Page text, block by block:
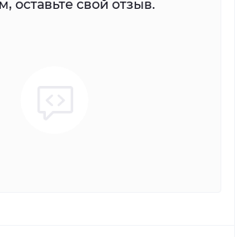
оставьте свой отзыв.